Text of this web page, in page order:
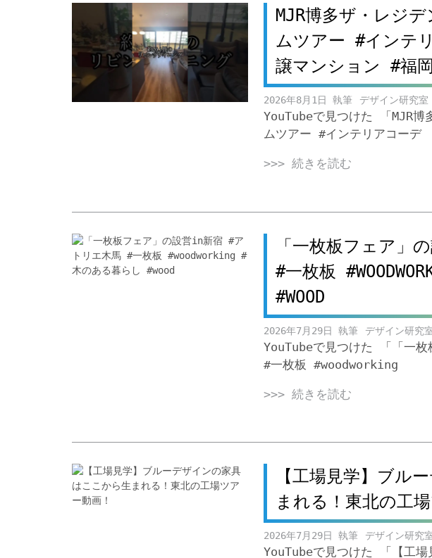
MJR博多ザ・レジ
ムツアー #インテ
譲マンション #福
2026年8月1日 デザイン研究
YouTubeで見つけた 「MJR
ムツアー #インテリアコーデ
>>> 続きを読む
「一枚板フェア」
#一枚板
#WOOD
2026年7月29日 デザイン研究
YouTubeで見つけた 「「一
#一枚板 #woodworking
>>> 続きを読む
【工場見学】ブル
まれる！東北の工
2026年7月29日 デザイン研究
YouTubeで見つけた 「【工場